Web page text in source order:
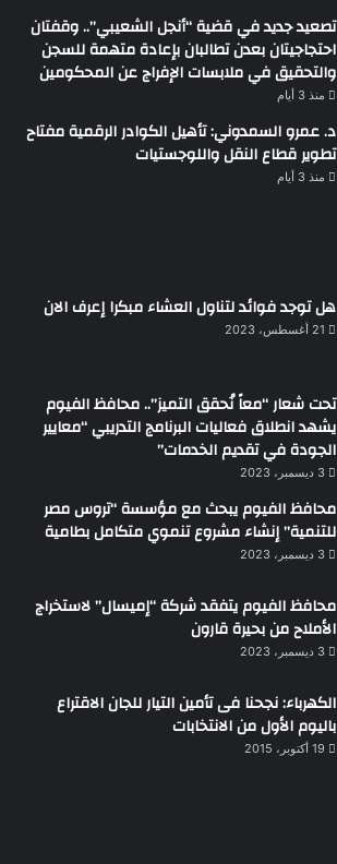
تصعيد جديد في قضية “أنجل الشعيبي”.. وقفتان
احتجاجيتان بعدن تطالبان بإعادة متهمة للسجن
والتحقيق في ملابسات الإفراج عن المحكومين
منذ 3 أيام
د. عمرو السمدوني: تأهيل الكوادر الرقمية مفتاح
تطوير قطاع النقل واللوجستيات
منذ 3 أيام
هل توجد فوائد لتناول العشاء مبكرا إعرف الان
21 أغسطس، 2023
تحت شعار “معاً نُحقق التميز”.. محافظ الفيوم
يشهد انطلاق فعاليات البرنامج التدريبي “معايير
الجودة في تقديم الخدمات”
3 ديسمبر، 2023
محافظ الفيوم يبحث مع مؤسسة “تروس مصر
للتنمية” إنشاء مشروع تنموي متكامل بطامية
3 ديسمبر، 2023
محافظ الفيوم يتفقد شركة “إميسال” لاستخراج
الأملاح من بحيرة قارون
3 ديسمبر، 2023
الكهرباء: نجحنا فى تأمين التيار للجان الاقتراع
باليوم الأول من الانتخابات
19 أكتوبر، 2015